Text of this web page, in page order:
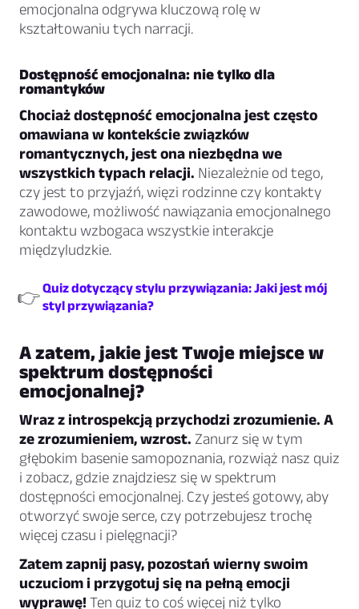
emocjonalna odgrywa kluczową rolę w
kształtowaniu tych narracji.
Dostępność emocjonalna: nie tylko dla
romantyków
Chociaż dostępność emocjonalna jest często
omawiana w kontekście związków
romantycznych, jest ona niezbędna we
wszystkich typach relacji. Niezależnie od tego,
czy jest to przyjaźń, więzi rodzinne czy kontakty
zawodowe, możliwość nawiązania emocjonalnego
kontaktu wzbogaca wszystkie interakcje
międzyludzkie.
👉Quiz dotyczący stylu przywiązania: Jaki jest mój
styl przywiązania?
A zatem, jakie jest Twoje miejsce w
spektrum dostępności
emocjonalnej?
Wraz z introspekcją przychodzi zrozumienie. A
ze zrozumieniem, wzrost. Zanurz się w tym
głębokim basenie samopoznania, rozwiąż nasz quiz
i zobacz, gdzie znajdziesz się w spektrum
dostępności emocjonalnej. Czy jesteś gotowy, aby
otworzyć swoje serce, czy potrzebujesz trochę
więcej czasu i pielęgnacji?
Zatem zapnij pasy, pozostań wierny swoim
uczuciom i przygotuj się na pełną emocji
wyprawę! Ten quiz to coś więcej niż tylko